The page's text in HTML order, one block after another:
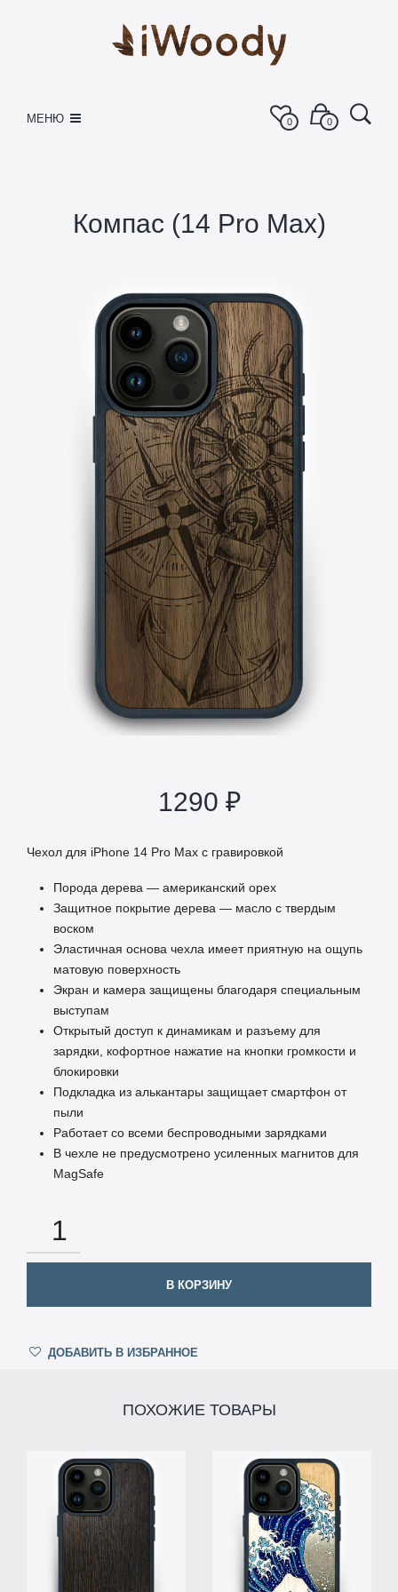
МЕНЮ 0 0
Компас (14 Pro Max)
1290 ₽
Чехол для iPhone 14 Pro Max с гравировкой
Порода дерева — американский орех
Защитное покрытие дерева — масло с твердым
воском
Эластичная основа чехла имеет приятную на ощупь
матовую поверхность
Экран и камера защищены благодаря специальным
выступам
Открытый доступ к динамикам и разъему для
зарядки, кофортное нажатие на кнопки громкости и
блокировки
Подкладка из алькантары защищает смартфон от
пыли
Работает со всеми беспроводными зарядками
В чехле не предусмотрено усиленных магнитов для
MagSafe
В КОРЗИНУ
ДОБАВИТЬ В ИЗБРАННОЕ
ПОХОЖИЕ ТОВАРЫ